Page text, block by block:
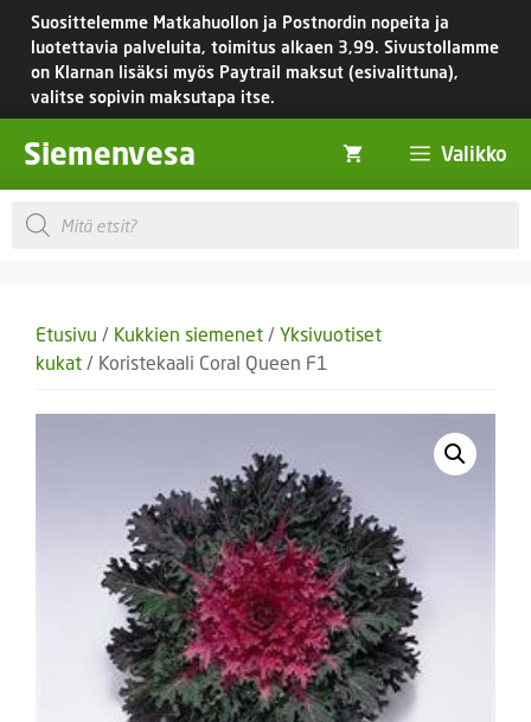
Siirry
sisältöön
Suosittelemme Matkahuollon ja Postnordin nopeita ja
luotettavia palveluita, toimitus alkaen 3,99. Sivustollamme
on Klarnan lisäksi myös Paytrail maksut (esivalittuna),
valitse sopivin maksutapa itse.
Siemenvesa Valikko
Products
search
Etusivu / Kukkien siemenet / Yksivuotiset
kukat / Koristekaali Coral Queen F1